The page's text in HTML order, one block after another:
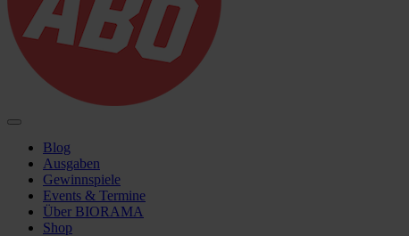
Blog
Ausgaben
Gewinnspiele
Events & Termine
Über BIORAMA
Shop